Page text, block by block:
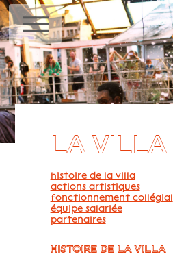
LA VILLA
histoire de la villa
actions artistiques
fonctionnement collégial
équipe salariée
partenaires
MENU
HISTOIRE DE LA VILLA